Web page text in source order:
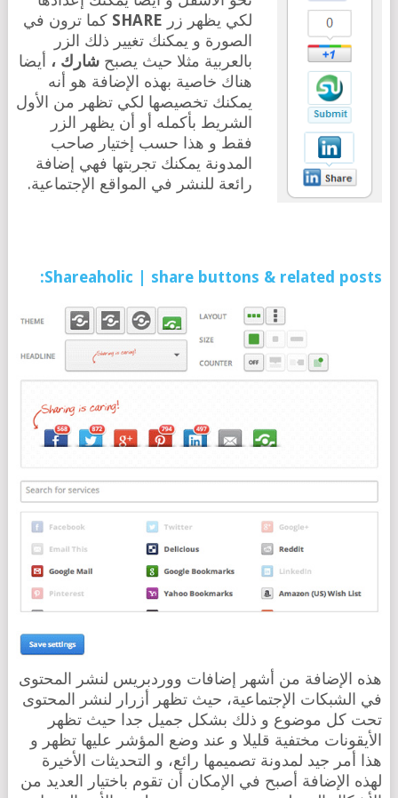
لكي يظهر زر SHARE كما ترون في
الصورة و يمكنك تغيير ذلك الزر
بالعربية مثلا حيث يصبح شارك ، أيضا
هناك خاصية بهذه الإضافة هو أنه
يمكنك تخصيصها لكي تظهر من الأول
الشريط بأكمله أو أن يظهر الزر
فقط و هذا حسب إختيار صاحب
المدونة يمكنك تجربتها فهي إضافة
رائعة للنشر في المواقع الإجتماعية.
Shareaholic | share buttons & related posts:
هذه الإضافة من أشهر إضافات ووردبريس لنشر المحتوى
في الشبكات الإجتماعية، حيث تظهر أزرار لنشر المحتوى
تحت كل موضوع و ذلك بشكل جميل جدا حيث تظهر
الأيقونات مختفية قليلا و عند وضع المؤشر عليها تظهر و
هذا أمر جيد لمدونة تصميمها رائع، و التحديثات الأخيرة
لهذه الإضافة أصبح في الإمكان أن تقوم باختيار العديد من